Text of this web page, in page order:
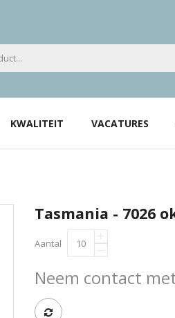
KWALITEIT VACATURES
Tasmania - 7026
Aantal
Neem contact